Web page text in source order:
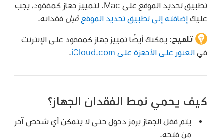
تطبيق تحديد الموقع على Mac. لتمييز جهاز كمفقود، يجب
عليك إضافته إلى تطبيق تحديد الموقع قبل فقدانه.
تلميح: يمكنك أيضًا تمييز جهاز كمفقود على الإنترنت
في العثور على الأجهزة على iCloud.com
كيف يحمي نمط الفقدان الجهاز؟
يتم قفل الجهاز برمز دخول حتى لا يتمكن أي شخص آخر
من فتحه.